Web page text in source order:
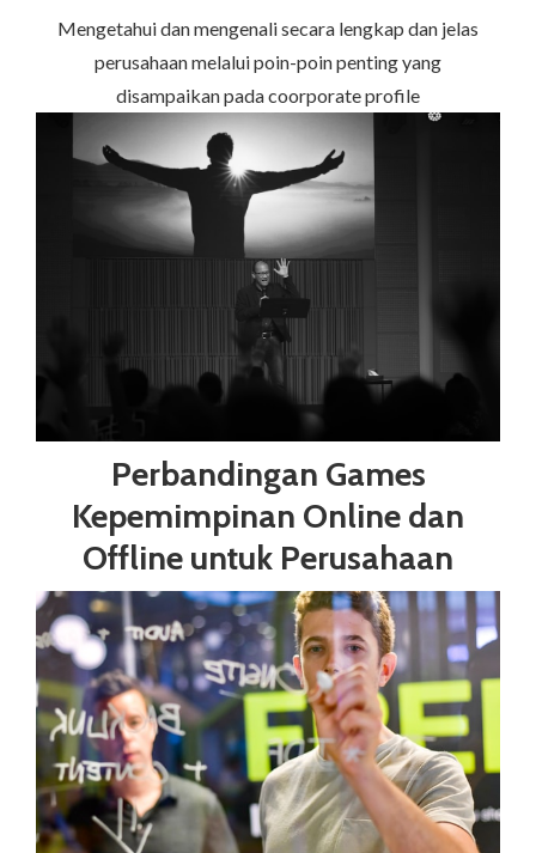
Mengetahui dan mengenali secara lengkap dan jelas
perusahaan melalui poin-poin penting yang
disampaikan pada coorporate profile
Perbandingan Games
Kepemimpinan Online dan
Offline untuk Perusahaan